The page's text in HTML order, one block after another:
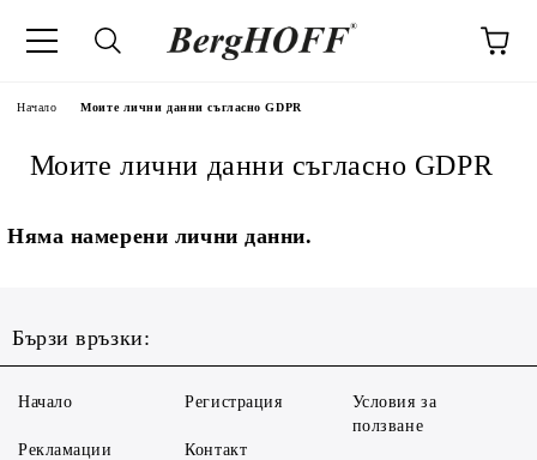
Начало Моите лични данни съгласно GDPR
Моите лични данни съгласно GDPR
Няма намерени лични данни.
Бързи връзки:
Начало
Рекламации
Регистрация
Контакт
Условия за
ползване